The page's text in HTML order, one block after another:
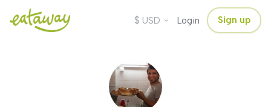
$ USD Login Sign up